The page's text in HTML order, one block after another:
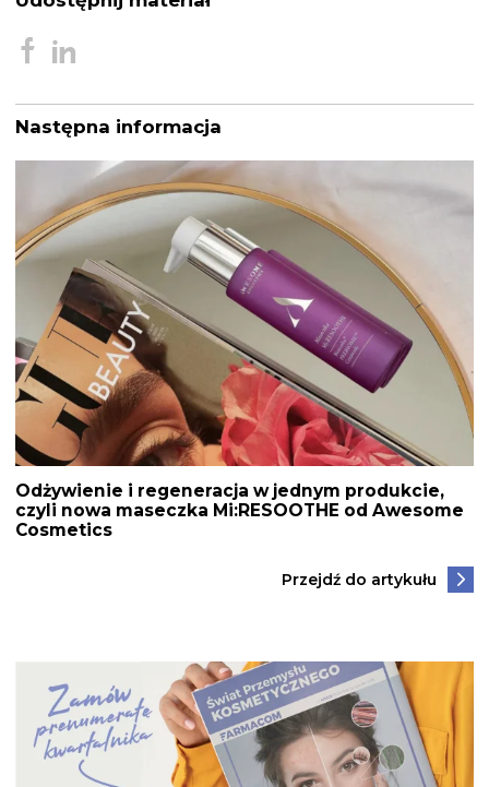
Następna informacja
Nawigacja
wpisu
Przejdź do artykułu
Odżywienie i regeneracja w jednym produkcie,
czyli nowa maseczka Mi:RESOOTHE od Awesome
Cosmetics